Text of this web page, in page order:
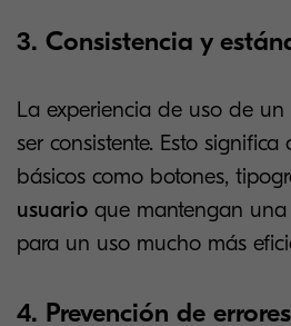
3. Consistencia y
La experiencia de uso de
ser consistente. Esto
básicos como botones,
usuario que mantengan una
para un uso mucho más
4. Prevención de errores